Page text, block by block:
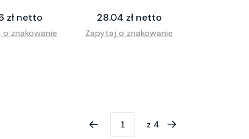
zł netto
znakowanie
28.04 zł netto
Zapytaj o znakowanie
z 4